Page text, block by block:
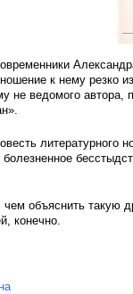
к нему резко
ведомого автора,
литературного
чем объяснить
конечно.